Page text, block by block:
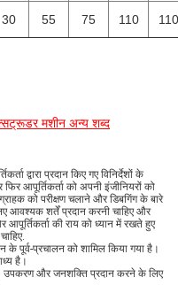
30 55 75 110 110
मशीन अन्य शब्द
द्वारा प्रदान किए गए विनिर्देशों के
आपूर्तिकर्ता को अपनी इंजीनियरों को
को परीक्षण चलाने और डिबगिंग के बारे
आवश्यक शर्तें प्रदान करनी चाहिए और
आपूर्तिकर्ता की राय को ध्यान में रखते हुए
पूर्व-प्रचालन को शामिल किया गया है।
है।
और जनशक्ति प्रदान करने के लिए